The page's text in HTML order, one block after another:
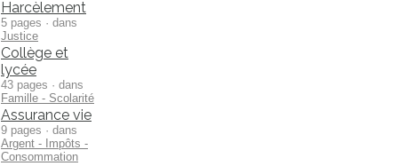
Harcèlement
5 pages · dans
Justice
Collège et
lycée
43 pages · dans
Famille - Scolarité
Assurance vie
9 pages · dans
Argent - Impôts -
Consommation